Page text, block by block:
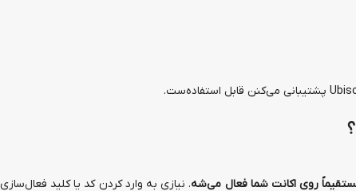
روی اکانت شما فعال می‌شه. نیازی به وارد کردن کد یا کلید فعال‌سازی